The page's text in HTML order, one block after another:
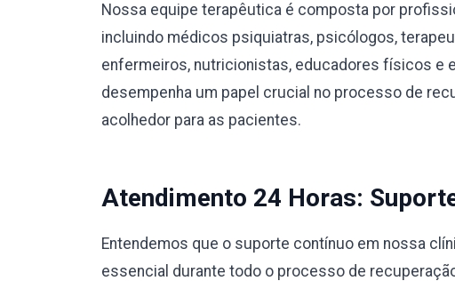
Nossa equipe terapêutica é composta por
incluindo médicos psiquiatras, psicólogos,
enfermeiros, nutricionistas, educadores físicos e
desempenha um papel crucial no processo de
acolhedor para as pacientes.
Atendimento 24 Horas:
Entendemos que o suporte contínuo em nossa
essencial durante todo o processo de